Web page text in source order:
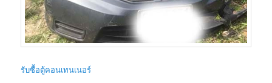
รับซื้อตู้คอนเทนเนอร์